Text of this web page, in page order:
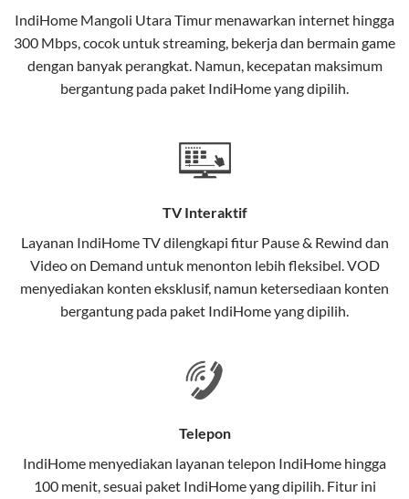
Selain internet, layanan IndiHome juga mencakup TV
interaktif (IndiHome TV) dan telepon rumah dalam
satu paket.
Teknologi di Balik WiFi IndiHome
Wifi IndiHome menggunakan teknologi Fiber To The
menggunakan kabel serat optik hingga ke rumah
pelanggan. Teknologi ini memiliki beberapa
keunggulan:
Kecepatan Tinggi
dibandingkan kabel tembaga atau DSL.
elektromagnetik, sehingga koneksi tetap lancar.
IndiHome Mangoli Utara Timur menawarkan internet hingga
300 Mbps, cocok untuk streaming, bekerja dan bermain game
dengan banyak perangkat. Namun, kecepatan maksimum
bergantung pada paket IndiHome yang dipilih.
TV Interaktif
Layanan IndiHome TVdilengkapi fitur Pause & Rewind dan
Video on Demand untuk menonton lebih fleksibel. VOD
menyediakan konten eksklusif, namun ketersediaan konten
bergantung pada paket IndiHome yang dipilih.
Telepon
IndiHome menyediakan layanan telepon IndiHome hingga
100 menit, sesuai paket IndiHome yang dipilih. Fitur ini